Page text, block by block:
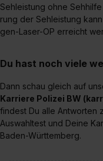
Sehleis­tung oh­ne
rung der Sehleis­tung
gen-La­ser-OP er­reicht
Du hast noch viele
Dann schau gleich auf
Karriere Polizei BW
findest Du alle Antworten
Auswahltest und Deine
Baden-Württemberg.